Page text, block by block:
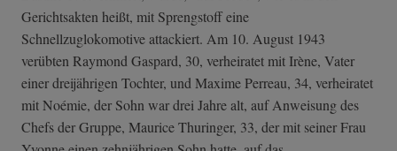
Gerichtsakten heißt, mit Sprengstoff eine
Schnellzuglokomotive attackiert. Am 10. August 1943
verübten Raymond Gaspard, 30, verheiratet mit Irène, Vater
einer dreijährigen Tochter, und Maxime Perreau, 34, verheiratet
mit Noémie, der Sohn war drei Jahre alt, auf Anweisung des
Chefs der Gruppe, Maurice Thuringer, 33, der mit seiner Frau